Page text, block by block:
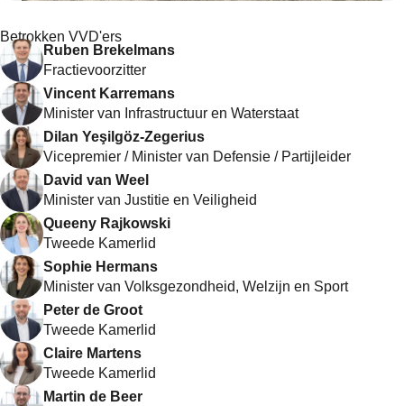
Betrokken VVD'ers
Ruben Brekelmans
Fractievoorzitter
Vincent Karremans
Minister van Infrastructuur en Waterstaat
Dilan Yeşilgöz-Zegerius
Vicepremier / Minister van Defensie / Partijleider
David van Weel
Minister van Justitie en Veiligheid
Queeny Rajkowski
Tweede Kamerlid
Sophie Hermans
Minister van Volksgezondheid, Welzijn en Sport
Peter de Groot
Tweede Kamerlid
Claire Martens
Tweede Kamerlid
Martin de Beer